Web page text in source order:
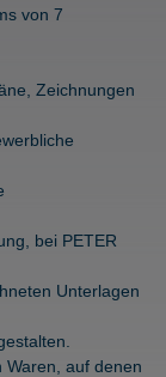
von 7
Zeichnungen
bei PETER
Unterlagen
Waren, auf denen